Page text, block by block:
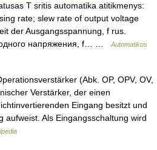
T sritis automatika atitikmenys:
rate; slew rate of output voltage
der Ausgangsspannung, f rus.
напряжения, f… …
Automatikos
(Abk. OP, OPV, OV,
Verstärker, der einen
Eingang besitzt und
aufweist. Als Eingangsschaltung wird